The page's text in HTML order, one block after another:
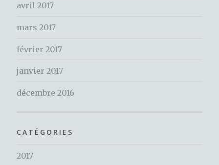
avril 2017
mars 2017
février 2017
janvier 2017
décembre 2016
CATÉGORIES
2017